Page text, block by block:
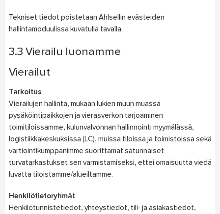
Tekniset tiedot poistetaan Ahlsellin evästeiden
hallintamoduulissa kuvatulla tavalla.
3.3 Vierailu luonamme
Vierailut
Tarkoitus
Vierailujen hallinta, mukaan lukien muun muassa
pysäköintipaikkojen ja vierasverkon tarjoaminen
toimitiloissamme, kulunvalvonnan hallinnointi myymälässä,
logistiikkakeskuksissa (LC), muissa tiloissa ja toimistoissa sekä
vartiointikumppanimme suorittamat satunnaiset
turvatarkastukset sen varmistamiseksi, ettei omaisuutta viedä
luvatta tiloistamme/alueiltamme.
Henkilötietoryhmät
Henkilötunnistetiedot, yhteystiedot, tili- ja asiakastiedot,